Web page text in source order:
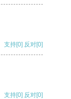
支持[0] 反对[0]
支持[0] 反对[0]